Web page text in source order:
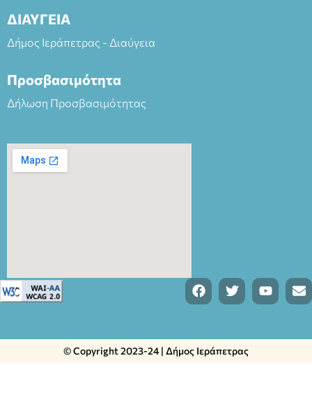
ΔΙΑΥΓΕΙΑ
Δήμος Ιεράπετρας - Διαύγεια
Προσβασιμότητα
Δήλωση Προσβασιμότητας
© Copyright 2023-24 | Δήμος Ιεράπετρας